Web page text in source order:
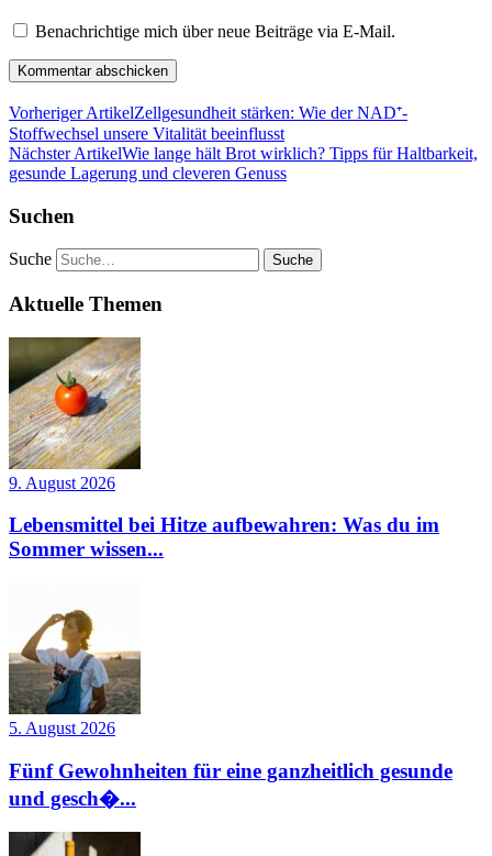
Benachrichtige mich über neue Beiträge via E-Mail.
Vorheriger ArtikelZellgesundheit stärken: Wie der NAD⁺-
Stoffwechsel unsere Vitalität beeinflusst
Nächster ArtikelWie lange hält Brot wirklich? Tipps für Haltbarkeit,
gesunde Lagerung und cleveren Genuss
Suchen
Suche
Aktuelle Themen
9. August 2026
Lebensmittel bei Hitze aufbewahren: Was du im
Sommer wissen...
5. August 2026
Fünf Gewohnheiten für eine ganzheitlich gesunde
und gesch�...